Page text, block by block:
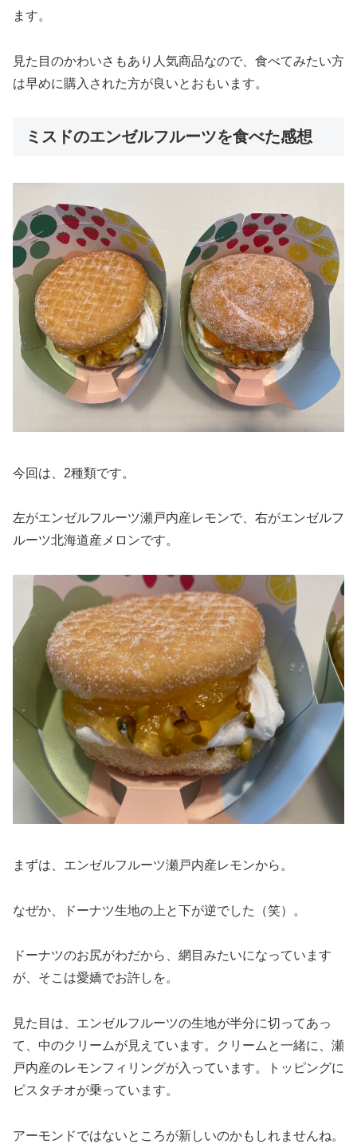
ます。
見た目のかわいさもあり人気商品なので、食べてみたい方
は早めに購入された方が良いとおもいます。
ミスドのエンゼルフルーツを食べた感想
今回は、2種類です。
左がエンゼルフルーツ瀬戸内産レモンで、右がエンゼルフ
ルーツ北海道産メロンです。
まずは、エンゼルフルーツ瀬戸内産レモンから。
なぜか、ドーナツ生地の上と下が逆でした（笑）。
ドーナツのお尻がわだから、網目みたいになっています
が、そこは愛嬌でお許しを。
見た目は、エンゼルフルーツの生地が半分に切ってあっ
て、中のクリームが見えています。クリームと一緒に、瀬
戸内産のレモンフィリングが入っています。トッピングに
ピスタチオが乗っています。
アーモンドではないところが新しいのかもしれませんね。